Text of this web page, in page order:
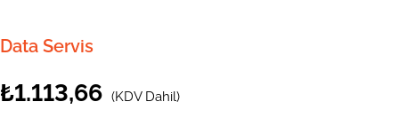
Data Servis
₺1.113,66 (KDV Dahil)